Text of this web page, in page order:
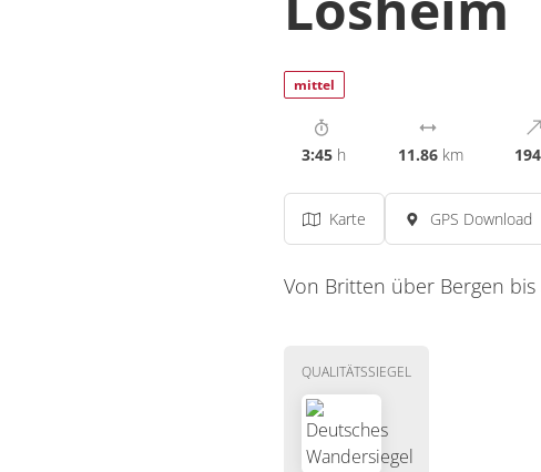
mittel
3:45 h 11.86 km 194
Karte GPS Download
Von Britten über Bergen
QUALITÄTSSIEGEL